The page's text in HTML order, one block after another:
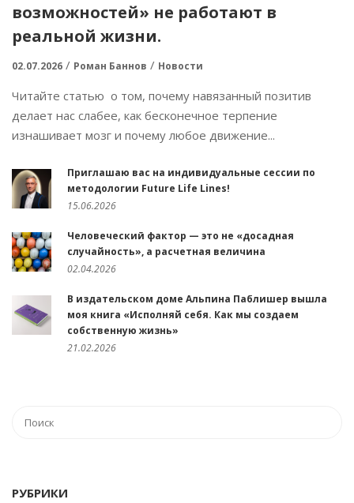
возможностей» не работают в
реальной жизни.
02.07.2026 Роман Баннов Новости
Читайте статью о том, почему навязанный позитив
делает нас слабее, как бесконечное терпение
изнашивает мозг и почему любое движение...
Приглашаю вас на индивидуальные сессии по
методологии Future Life Lines!
15.06.2026
Человеческий фактор — это не «досадная
случайность», а расчетная величина
02.04.2026
В издательском доме Альпина Паблишер вышла
моя книга «Исполняй себя. Как мы создаем
собственную жизнь»
21.02.2026
РУБРИКИ